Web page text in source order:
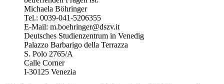
Michaela Böhringer
Tel.: 0039-041-5206355
E-Mail: m.boehringer@dszv.it
Deutsches Studienzentrum in Venedig
Palazzo Barbarigo della Terrazza
S. Polo 2765/A
Calle Corner
I-30125 Venezia